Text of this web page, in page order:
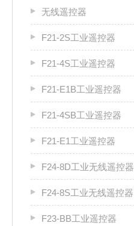
无线遥控器
F21-2S工业遥控器
F21-4S工业遥控器
F21-E1B工业遥控器
F21-4SB工业遥控器
F21-E1工业遥控器
F24-8D工业无线遥控器
F24-8S工业无线遥控器
F23-BB工业遥控器